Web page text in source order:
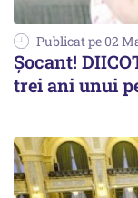
Publicat pe 02
Șocant!
trei ani unui